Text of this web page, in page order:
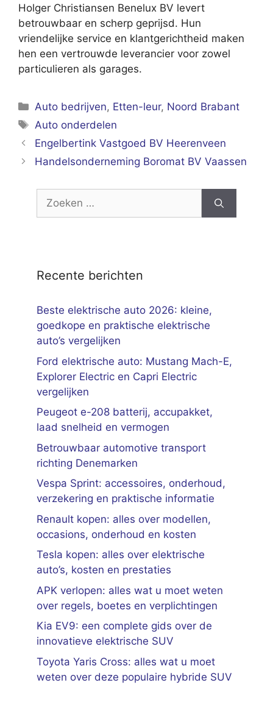
Holger Christiansen Benelux BV levert
betrouwbaar en scherp geprijsd. Hun
vriendelijke service en klantgerichtheid maken
hen een vertrouwde leverancier voor zowel
particulieren als garages.
Categorieën
Auto bedrijven, Etten-leur, Noord Brabant
Tags
Auto onderdelen
Engelbertink Vastgoed BV Heerenveen
Handelsonderneming Boromat BV Vaassen
Zoek
Recente berichten
Beste elektrische auto 2026: kleine,
goedkope en praktische elektrische
auto’s vergelijken
Ford elektrische auto: Mustang Mach-E,
Explorer Electric en Capri Electric
vergelijken
Peugeot e-208 batterij, accupakket,
laad snelheid en vermogen
Betrouwbaar automotive transport
richting Denemarken
Vespa Sprint: accessoires, onderhoud,
verzekering en praktische informatie
Renault kopen: alles over modellen,
occasions, onderhoud en kosten
Tesla kopen: alles over elektrische
auto’s, kosten en prestaties
APK verlopen: alles wat u moet weten
over regels, boetes en verplichtingen
Kia EV9: een complete gids over de
innovatieve elektrische SUV
Toyota Yaris Cross: alles wat u moet
weten over deze populaire hybride SUV